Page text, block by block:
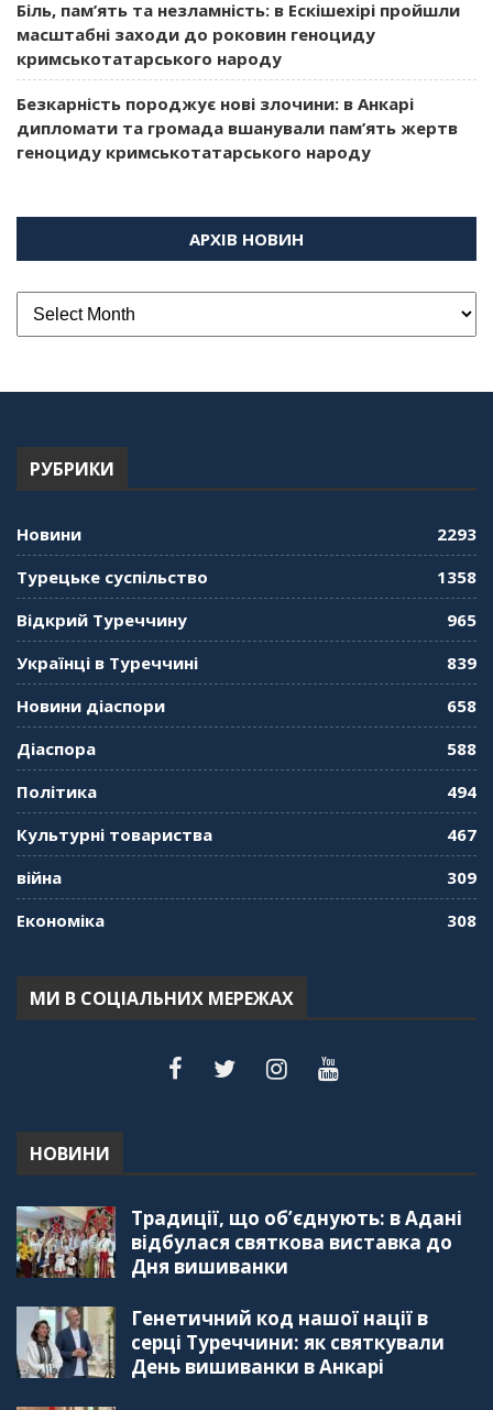
Біль, пам’ять та незламність: в Ескішехірі пройшли
масштабні заходи до роковин геноциду
кримськотатарського народу
Безкарність породжує нові злочини: в Анкарі
дипломати та громада вшанували пам’ять жертв
геноциду кримськотатарського народу
АРХІВ НОВИН
РУБРИКИ
Новини
2293
Турецьке суспільство
1358
Відкрий Туреччину
965
Українці в Туреччині
839
Новини діаспори
658
Діаспора
588
Політика
494
Культурні товариства
467
війна
309
Економіка
308
МИ В СОЦІАЛЬНИХ МЕРЕЖАХ
НОВИНИ
Традиції, що об’єднують: в Адані
відбулася святкова виставка до
Дня вишиванки
Генетичний код нашої нації в
серці Туреччини: як святкували
День вишиванки в Анкарі